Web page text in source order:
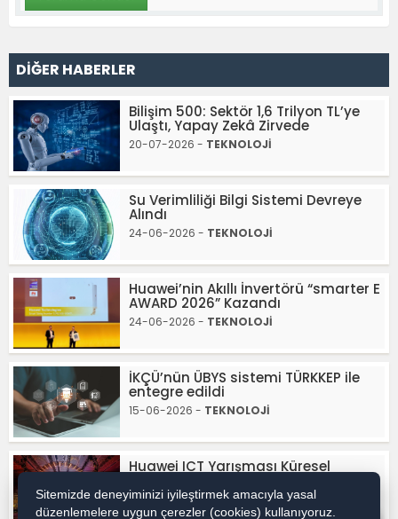
DİĞER HABERLER
Bilişim 500: Sektör 1,6 Trilyon TL’ye
Ulaştı, Yapay Zekâ Zirvede
20-07-2026 - TEKNOLOJİ
Su Verimliliği Bilgi Sistemi Devreye
Alındı
24-06-2026 - TEKNOLOJİ
Huawei’nin Akıllı İnvertörü “smarter E
AWARD 2026” Kazandı
24-06-2026 - TEKNOLOJİ
İKÇÜ’nün ÜBYS sistemi TÜRKKEP ile
entegre edildi
15-06-2026 - TEKNOLOJİ
Huawei ICT Yarışması Küresel
10-06-2026 -TEKNOLOJİ
Sitemizde deneyiminizi iyileştirmek amacıyla yasal
düzenlemelere uygun çerezler (cookies) kullanıyoruz.